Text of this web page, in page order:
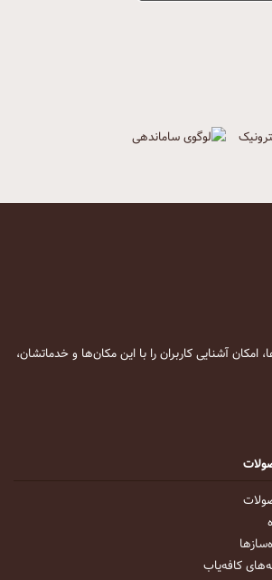
امکان آشنایی کاربران را با این مکان‌ها و خدماتشان،
کافه‌یاب